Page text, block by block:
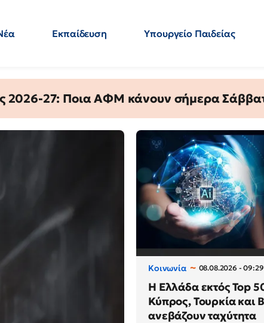
Εκπαίδευση Υπουργείο Παιδείας
2026-27: Ποια ΑΦΜ κάνουν σήμερα
Κοινωνία 08.08.2026 - 09:29
Η Ελλάδα εκτός Top
Κύπρος, Τουρκία και
ανεβάζουν ταχύτητα